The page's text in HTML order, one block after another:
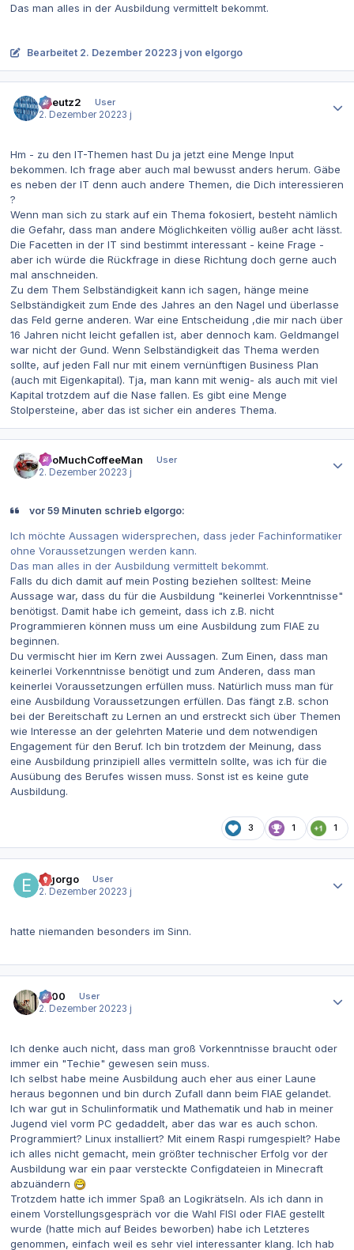
Das man alles in der Ausbildung vermittelt bekommt.
Bearbeitet 2. Dezember 20223 j von elgorgo
tkreutz2
User
2. Dezember 20223 j
Hm - zu den IT-Themen hast Du ja jetzt eine Menge Input
bekommen. Ich frage aber auch mal bewusst anders herum. Gäbe
es neben der IT denn auch andere Themen, die Dich interessieren
?
Wenn man sich zu stark auf ein Thema fokosiert, besteht nämlich
die Gefahr, dass man andere Möglichkeiten völlig außer acht lässt.
Die Facetten in der IT sind bestimmt interessant - keine Frage -
aber ich würde die Rückfrage in diese Richtung doch gerne auch
mal anschneiden.
Zu dem Them Selbständigkeit kann ich sagen, hänge meine
Selbständigkeit zum Ende des Jahres an den Nagel und überlasse
das Feld gerne anderen. War eine Entscheidung ,die mir nach über
16 Jahren nicht leicht gefallen ist, aber dennoch kam. Geldmangel
war nicht der Gund. Wenn Selbständigkeit das Thema werden
sollte, auf jeden Fall nur mit einem vernünftigen Business Plan
(auch mit Eigenkapital). Tja, man kann mit wenig- als auch mit viel
Kapital trotzdem auf die Nase fallen. Es gibt eine Menge
Stolpersteine, aber das ist sicher ein anderes Thema.
TooMuchCoffeeMan
User
2. Dezember 20223 j
vor 59 Minuten schrieb elgorgo:
Ich möchte Aussagen widersprechen, dass jeder Fachinformatiker
ohne Voraussetzungen werden kann.
Das man alles in der Ausbildung vermittelt bekommt.
Falls du dich damit auf mein Posting beziehen solltest: Meine
Aussage war, dass du für die Ausbildung "keinerlei Vorkenntnisse"
benötigst. Damit habe ich gemeint, dass ich z.B. nicht
Programmieren können muss um eine Ausbildung zum FIAE zu
beginnen.
Du vermischt hier im Kern zwei Aussagen. Zum Einen, dass man
keinerlei Vorkenntnisse benötigt und zum Anderen, dass man
keinerlei Voraussetzungen erfüllen muss. Natürlich muss man für
eine Ausbildung Voraussetzungen erfüllen. Das fängt z.B. schon
bei der Bereitschaft zu Lernen an und erstreckt sich über Themen
wie Interesse an der gelehrten Materie und dem notwendigen
Engagement für den Beruf. Ich bin trotzdem der Meinung, dass
eine Ausbildung prinzipiell alles vermitteln sollte, was ich für die
Ausübung des Berufes wissen muss. Sonst ist es keine gute
Ausbildung.
3 1 1
elgorgo
User
2. Dezember 20223 j
hatte niemanden besonders im Sinn.
0x00
User
2. Dezember 20223 j
Ich denke auch nicht, dass man groß Vorkenntnisse braucht oder
immer ein "Techie" gewesen sein muss.
Ich selbst habe meine Ausbildung auch eher aus einer Laune
heraus begonnen und bin durch Zufall dann beim FIAE gelandet.
Ich war gut in Schulinformatik und Mathematik und hab in meiner
Jugend viel vorm PC gedaddelt, aber das war es auch schon.
Programmiert? Linux installiert? Mit einem Raspi rumgespielt? Habe
ich alles nicht gemacht, mein größter technischer Erfolg vor der
Ausbildung war ein paar versteckte Configdateien in Minecraft
abzuändern
Trotzdem hatte ich immer Spaß an Logikrätseln. Als ich dann in
einem Vorstellungsgespräch vor die Wahl FISI oder FIAE gestellt
wurde (hatte mich auf Beides beworben) habe ich Letzteres
genommen, einfach weil es sehr viel interessanter klang. Ich hab